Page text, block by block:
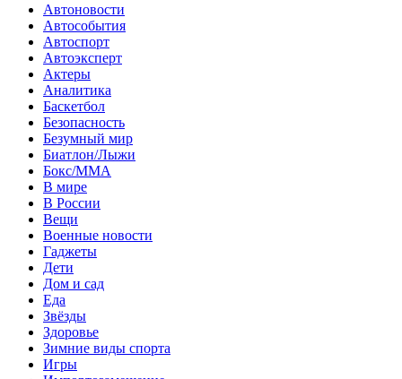
Автоновости
Автособытия
Автоспорт
Автоэксперт
Актеры
Аналитика
Баскетбол
Безопасность
Безумный мир
Биатлон/Лыжи
Бокс/MMA
В мире
В России
Вещи
Военные новости
Гаджеты
Дети
Дом и сад
Еда
Звёзды
Здоровье
Зимние виды спорта
Игры